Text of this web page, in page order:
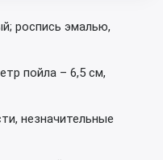
роспись эмалью,
пойла – 6,5 см,
незначительные